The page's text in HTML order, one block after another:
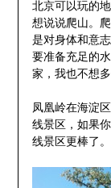
北京可以玩的
想说说爬山。
是对身体和意
要准备充足的
家，我也不想
凤凰岭在海淀
线景区，如果
线景区更棒了。